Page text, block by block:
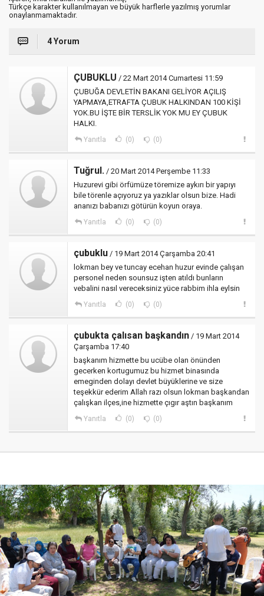
Türkçe karakter kullanılmayan ve büyük harflerle yazılmış yorumlar
onaylanmamaktadır.
4 Yorum
ÇUBUKLU / 22 Mart 2014 Cumartesi 11:59
ÇUBUĞA DEVLETİN BAKANI GELİYOR AÇILIŞ
YAPMAYA,ETRAFTA ÇUBUK HALKINDAN 100 KİŞİ
YOK.BU İŞTE BİR TERSLİK YOK MU EY ÇUBUK
HALKI.
Yanıtla (0) (0)
Tuğrul. / 20 Mart 2014 Perşembe 11:33
Huzurevi gibi örfümüze töremize aykırı bir yapıyı
bile törenle açıyoruz ya yazıklar olsun bize. Hadi
ananızı babanızı götürün koyun oraya.
Yanıtla (0) (0)
çubuklu / 19 Mart 2014 Çarşamba 20:41
lokman bey ve tuncay ecehan huzur evinde çalışan
personel neden sounsuz işten atıldı bunların
vebalini nasıl vereceksiniz yüce rabbim ihla eylsin
Yanıtla (0) (0)
çubukta çalısan başkandın / 19 Mart 2014
Çarşamba 17:40
başkanım hizmette bu ucübe olan önünden
gecerken kortugumuz bu hizmet binasında
emeginden dolayı devlet büyüklerine ve size
teşekkür ederim Allah razı olsun lokman başkandan
çalışkan ilçes,ine hizmette çıgır aştın başkanım
Yanıtla (0) (0)